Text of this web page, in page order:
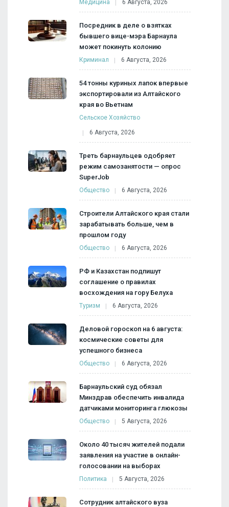
Медицина 6 Августа, 2026
Посредник в деле о взятках
бывшего вице-мэра Барнаула
может покинуть колонию
Криминал 6 Августа, 2026
54 тонны куриных лапок впервые
экспортировали из Алтайского
края во Вьетнам
Сельское Хозяйство
6 Августа, 2026
Треть барнаульцев одобряет
режим самозанятости — опрос
SuperJob
Общество 6 Августа, 2026
Строители Алтайского края стали
зарабатывать больше, чем в
прошлом году
Общество 6 Августа, 2026
РФ и Казахстан подпишут
соглашение о правилах
восхождения на гору Белуха
Туризм 6 Августа, 2026
Деловой гороскоп на 6 августа:
космические советы для
успешного бизнеса
Общество 6 Августа, 2026
Барнаульский суд обязал
Минздрав обеспечить инвалида
датчиками мониторинга глюкозы
Общество 5 Августа, 2026
Около 40 тысяч жителей подали
заявления на участие в онлайн-
голосовании на выборах
Политика 5 Августа, 2026
Сотрудник алтайского вуза